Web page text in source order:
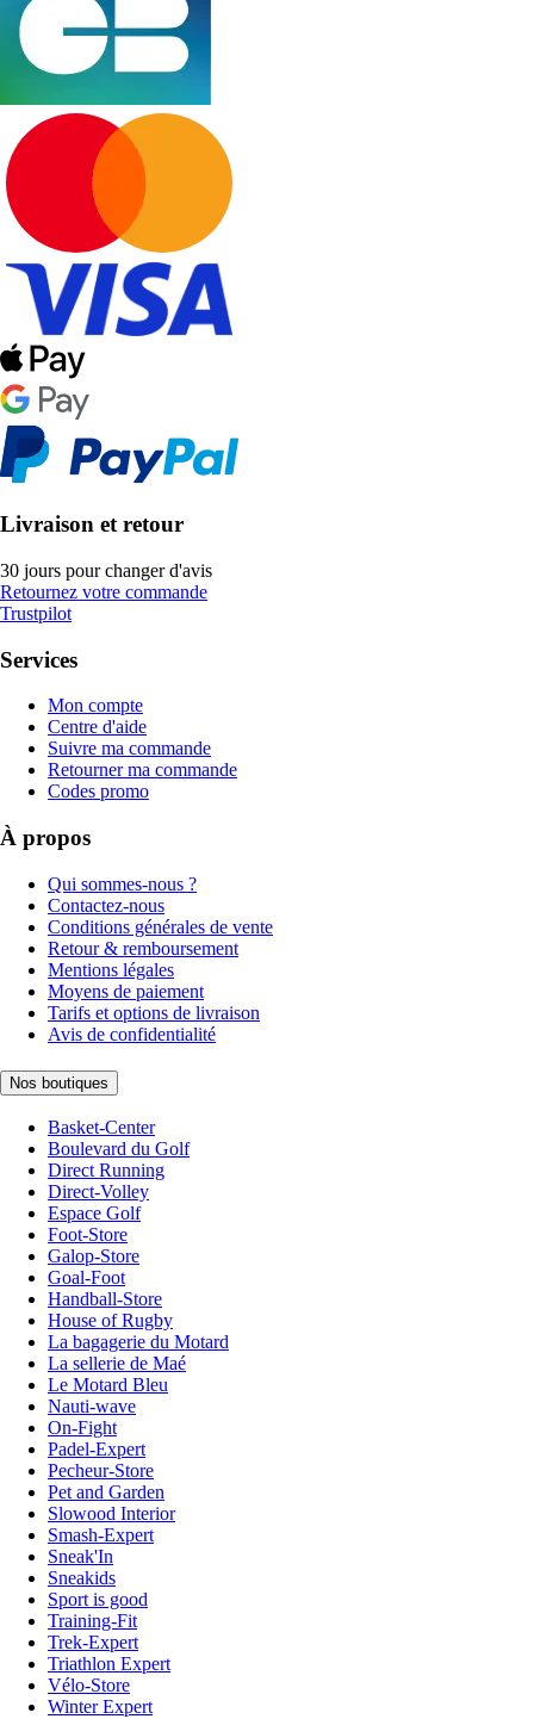
Livraison et retour
30 jours pour changer d'avis
Retournez votre commande
Trustpilot
Services
Mon compte
Centre d'aide
Suivre ma commande
Retourner ma commande
Codes promo
À propos
Qui sommes-nous ?
Contactez-nous
Conditions générales de vente
Retour & remboursement
Mentions légales
Moyens de paiement
Tarifs et options de livraison
Avis de confidentialité
Nos boutiques
Basket-Center
Boulevard du Golf
Direct Running
Direct-Volley
Espace Golf
Foot-Store
Galop-Store
Goal-Foot
Handball-Store
House of Rugby
La bagagerie du Motard
La sellerie de Maé
Le Motard Bleu
Nauti-wave
On-Fight
Padel-Expert
Pecheur-Store
Pet and Garden
Slowood Interior
Smash-Expert
Sneak'In
Sneakids
Sport is good
Training-Fit
Trek-Expert
Triathlon Expert
Vélo-Store
Winter Expert